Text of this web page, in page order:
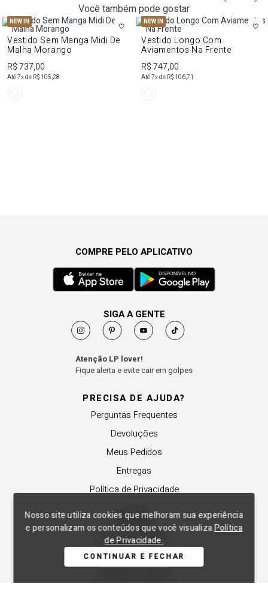
Nosso site utiliza cookies que melhoram sua experiência
e personalizam os conteúdos que você visualiza.Política
de Privacidade.
CONTINUAR E FECHAR
Você também pode gostar
NEW IN
Vestido Sem Manga Midi De
Malha Morango
R$ 737,00
Até7x de R$ 105,28
NEW IN
Vestido Longo Com
Aviamentos Na Frente
R$ 747,00
Até7x de R$ 106,71
PRECISA DE AJUDA?
Perguntas Frequentes
Devoluções
Meus Pedidos
Entregas
Política de Privacidade
SOBRE
A Lança Perfume
Revender a Marca
COMPRE PELO APLICATIVO
SIGA A GENTE
Atenção LP lover!
Fique alerta e evite cair em golpes